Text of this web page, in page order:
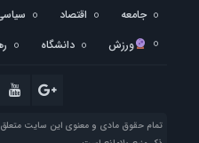
جامعه اقتصاد
ورزش
دانشگاه
تمام حقوق مادی و معنوی این سایت متعلق